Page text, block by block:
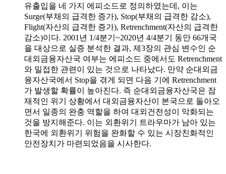
유출입을 네 가지 에피소드로 정의하였는데, 이는
Surge(부채의 급격한 증가), Stop(부채의 급격한 감소),
Flight(자산의 급격한 증가), Retrenchment(자산의 급격한
감소)이다. 2001년 1/4분기~2020년 4/4분기 동안 66개국
을 대상으로 실증 분석한 결과, 제3장의 관심 변수인 순
대외금융자산국 여부는 에피소드 중에서도 Retrenchment
와 밀접한 관련이 있는 것으로 나타났다. 만약 순대외금
융자산국에서 Stop을 겪게 되면 다음 기에 Retrenchment
가 발생할 확률이 높아진다. 즉 순대외금융자산국은 잠
재적인 위기 상황에서 대외금융자산이 본국으로 돌아오
면서 일종의 완충 역할을 하여 대외건전성이 악화되는
것을 방지해준다. 이는 외환위기 트라우마가 남아 있는
한국에 외환위기 위험을 완화할 수 있는 시장친화적인
안전장치가 마련되었음을 시사한다.